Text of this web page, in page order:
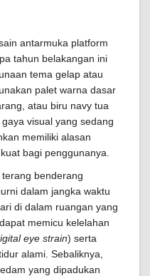
antarmuka platform
tahun belakangan ini
tema gelap atau
palet warna dasar
atau biru navy tua
visual yang sedang
memiliki alasan
bagi penggunanya.
benderang
dalam jangka waktu
di dalam ruangan yang
memicu kelelahan
eye strain) serta
alami. Sebaliknya,
yang dipadukan